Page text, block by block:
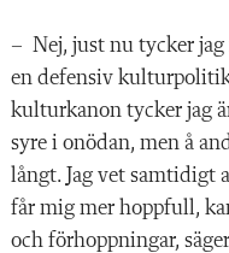
– Nej, just nu tycker
en defensiv
kulturkanon tycker jag
syre i onödan, men å
långt. Jag vet samtidigt
får mig mer hoppfull,
och förhoppningar,